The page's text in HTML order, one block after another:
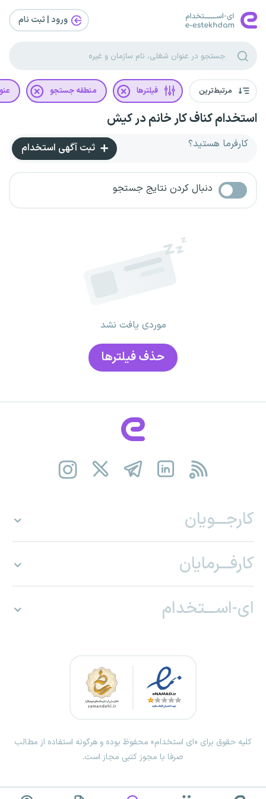
ورود | ثبت‌ نام
مرتبط‌ترین فیلترها منطقه جستجو
استخدام کناف کار خانم در کیش
کارفرما هستید؟ ثبت آگهی استخدام
دنبال کردن نتایج جستجو
موردی یافت نشد
حذف فیلتر‌ها
کارجـــویان
کارفـــرمایان
ای-اســـتخدام
کلیه حقوق برای «ای استخدام» محفوظ بوده و هرگونه استفاده از مطالب
صرفا با مجوز کتبی مجاز است.